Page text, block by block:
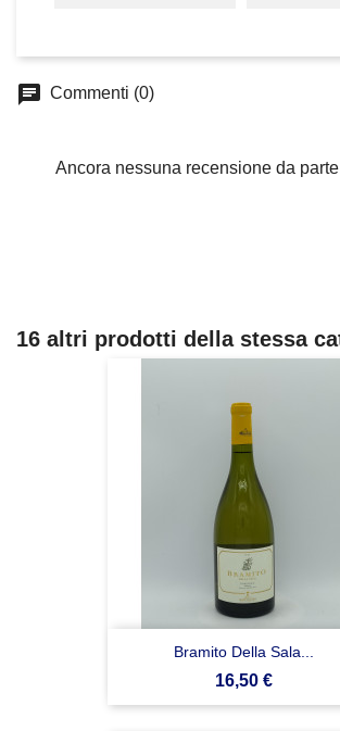
chat Commenti (0)
Ancora nessuna recensione da
16 altri prodotti della stessa
Bramito Della Sala...
Prezzo
16,50 €